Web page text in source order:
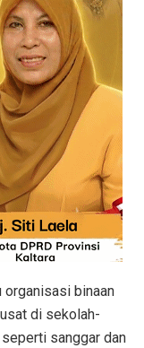
organisasi binaan
di sekolah-
sanggar dan